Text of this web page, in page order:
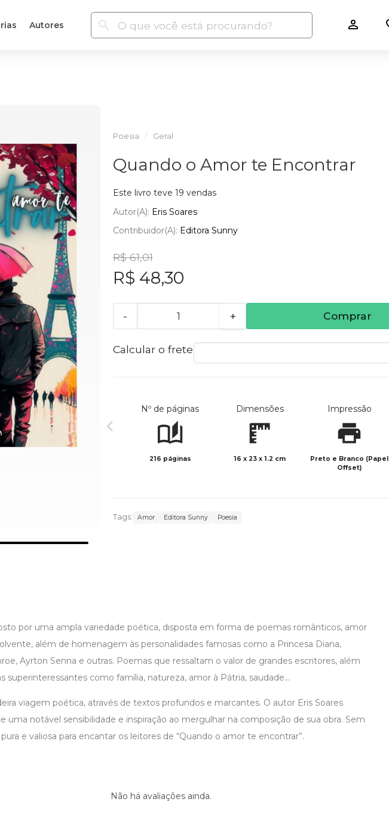
Autores
Poesia Geral
Quando o Amor te Encontrar
Este livro teve 19 vendas
Autor(a): Eris Soares
Contribuidor(a): Editora Sunny
R$ 61,01
R$ 48,30
- + Comprar
Calcular o frete
Nº de páginas
216 páginas
Dimensões
16 x 23 x 1.2 cm
Impressão
Preto e Branco (Papel
Offset)
Tags: Amor Editora Sunny Poesia
por uma ampla variedade poética, disposta em forma de poemas românticos, amor
além de homenagem às personalidades famosas como a Princesa Diana,
Ayrton Senna e outras. Poemas que ressaltam o valor de grandes escritores, além
superinteressantes como família, natureza, amor à Pátria, saudade...
viagem poética, através de textos profundos e marcantes. O autor Eris Soares
uma notável sensibilidade e inspiração ao mergulhar na composição de sua obra. Sem
e valiosa para encantar os leitores de “Quando o amor te encontrar”.
Não há avaliações ainda.